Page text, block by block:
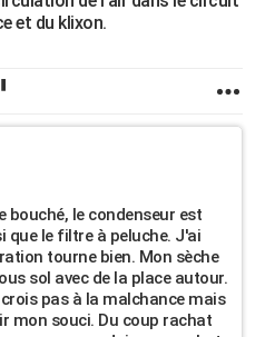
et du klixon.
bouché, le condenseur est
que le filtre à peluche. J'ai
tourne bien. Mon sèche
sol avec de la place autour.
pas à la malchance mais
mon souci. Du coup rachat